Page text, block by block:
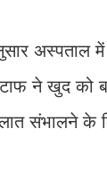
अस्पताल
ने खुद को
संभालने के